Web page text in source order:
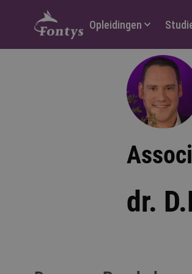
Hoofdmenu
Opleidingen
dr.